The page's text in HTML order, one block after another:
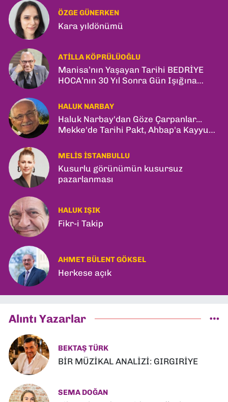
ÖZGE GÜNERKEN
Kara yıldönümü
ATILLA KÖPRÜLÜOĞLU
Manisa’nın Yaşayan Tarihi BEDRİYE
HOCA’nın 30 Yıl Sonra Gün Işığına
HALUK NARBAY
Haluk Narbay'dan Göze Çarpanlar...
Mekke'de Tarihi Pakt, Ahbap'a Kayyum
MELIS İSTANBULLU
Kusurlu görünümün kusursuz
pazarlanması
HALUK IŞIK
Fikr-i Takip
AHMET BÜLENT GÖKSEL
Herkese açık
Alıntı Yazarlar
BEKTAŞ TÜRK
BİR MÜZİKAL ANALİZİ: GIRGIRİYE
SEMA DOĞAN